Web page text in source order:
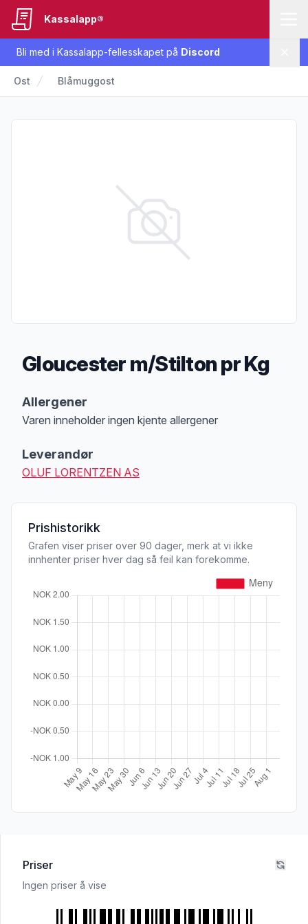
Bli med i Kassalapp-fellesskapet på Discord
Kassalapp®
Ost Blåmuggost
Gloucester m/Stilton pr Kg
Allergener
Varen inneholder ingen kjente allergener
Leverandør
OLUF LORENTZEN AS
Prishistorikk
Grafen viser priser over 90 dager, merk at vi ikke
innhenter priser hver dag så feil kan forekomme.
Priser
Ingen priser å vise